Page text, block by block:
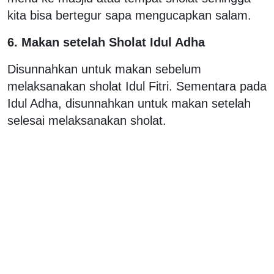
kita bisa bertegur sapa mengucapkan salam.
6. Makan setelah Sholat Idul Adha
Disunnahkan untuk makan sebelum
melaksanakan sholat Idul Fitri. Sementara pada
Idul Adha, disunnahkan untuk makan setelah
selesai melaksanakan sholat.